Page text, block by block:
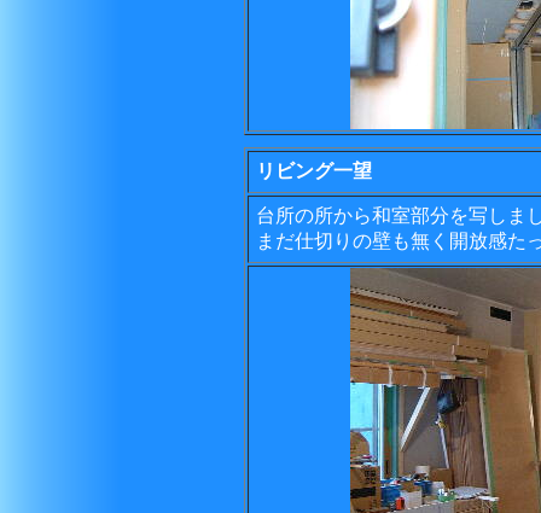
リビング一望
台所の所から和室部分を写しま
まだ仕切りの壁も無く開放感た